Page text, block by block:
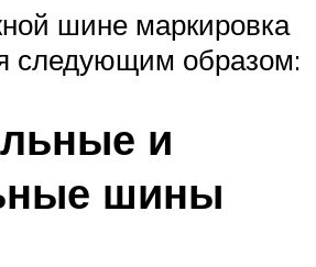
шине маркировка
следующим образом:
и
шины